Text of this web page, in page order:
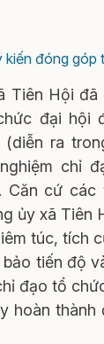
kiến đóng góp
Tiên Hội đã
đại hội
(diễn ra
chỉ
Căn cứ các
ủy xã Tiên
túc, tích
tiến độ
đạo tổ
hoàn thành